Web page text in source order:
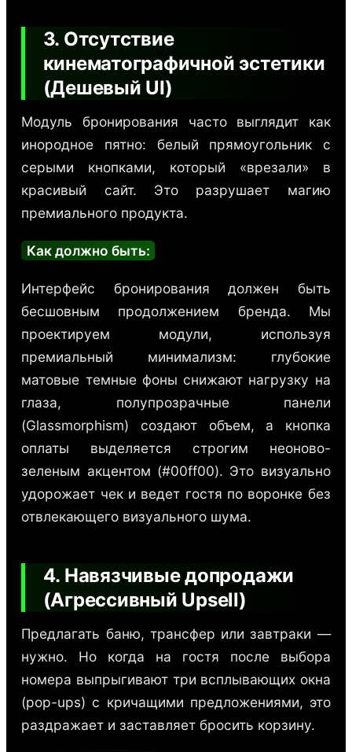
3. Отсутствие
кинематографичной эстетики
(Дешевый UI)
Модуль бронирования часто выглядит как
инородное пятно: белый прямоугольник с
серыми кнопками, который «врезали» в
красивый сайт. Это разрушает магию
премиального продукта.
Как должно быть:
Интерфейс бронирования должен быть
бесшовным продолжением бренда. Мы
проектируем модули, используя
премиальный минимализм: глубокие
матовые темные фоны снижают нагрузку на
глаза, полупрозрачные панели
(Glassmorphism) создают объем, а кнопка
оплаты выделяется строгим неоново-
зеленым акцентом (#00ff00). Это визуально
удорожает чек и ведет гостя по воронке без
отвлекающего визуального шума.
4. Навязчивые допродажи
(Агрессивный Upsell)
Предлагать баню, трансфер или завтраки —
нужно. Но когда на гостя после выбора
номера выпрыгивают три всплывающих окна
(pop-ups) с кричащими предложениями, это
раздражает и заставляет бросить корзину.